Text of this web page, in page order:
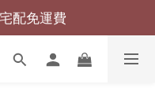
商免運費
配免運費
商免運費